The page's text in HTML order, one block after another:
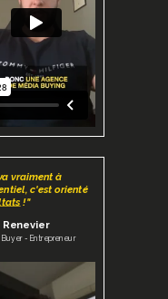
vraiment à
c'est orienté
!"
Renevier
Buyer - Entrepreneur